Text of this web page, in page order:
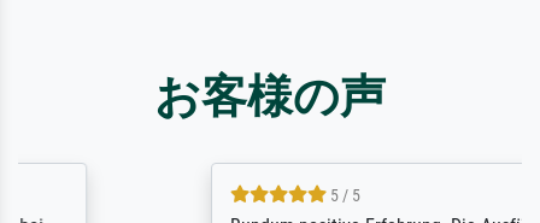
お客様の声